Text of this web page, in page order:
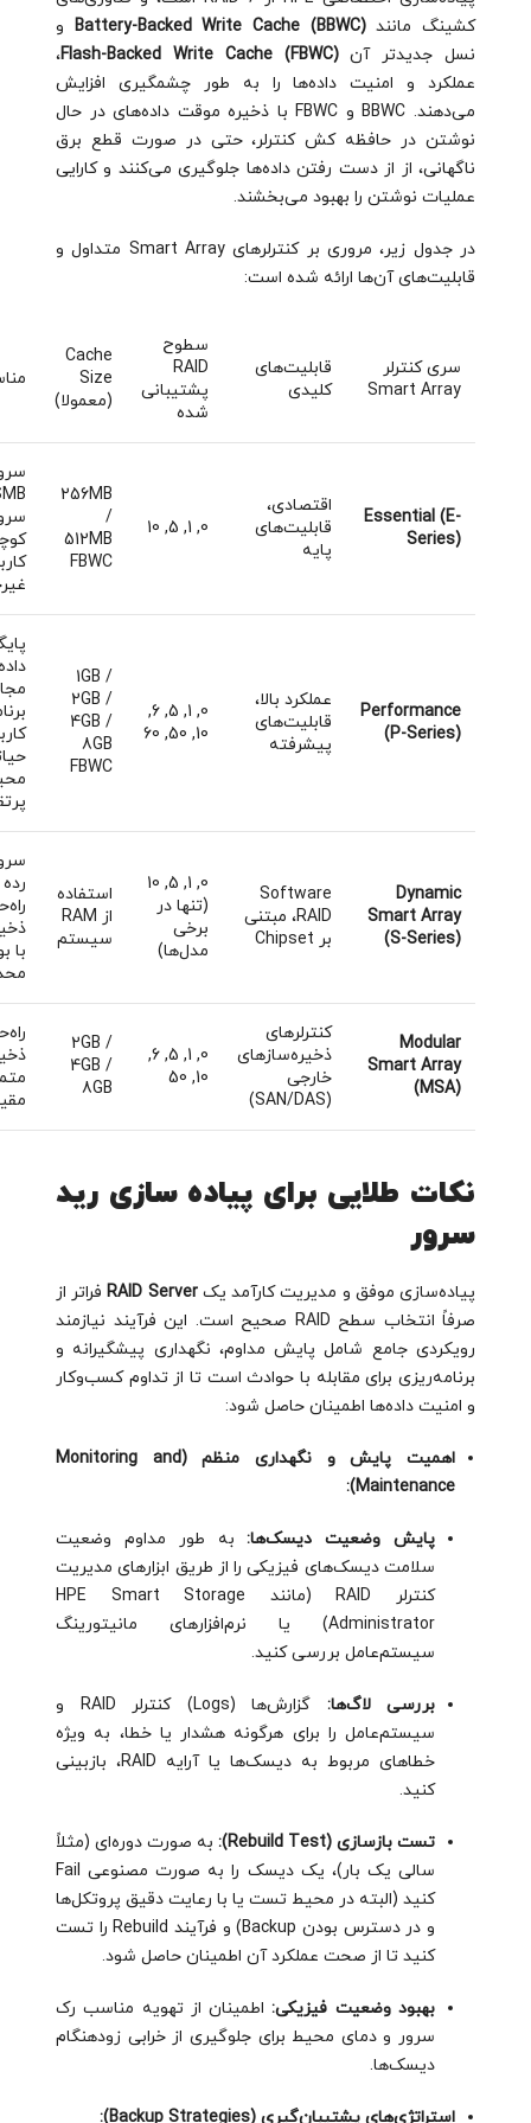
کشینگ مانندBattery-Backed Write Cache (BBWC) و
نسل جدیدتر آنFlash-Backed Write Cache (FBWC)،
عملکرد و امنیت داده‌ها را به طور چشمگیری افزایش
می‌دهند. BBWC و FBWC با ذخیره موقت داده‌های در حال
نوشتن در حافظه کش کنترلر، حتی در صورت قطع برق
ناگهانی، از از دست رفتن داده‌ها جلوگیری می‌کنند و کارایی
عملیات نوشتن را بهبود می‌بخشند.
در جدول زیر، مروری بر کنترلرهای Smart Array متداول و
قابلیت‌های آن‌ها ارائه شده است:
سری کنترلر
Smart Array
قابلیت‌های
کلیدی
سطوح
RAID
پشتیبانی
شده
Cache
Size
(معمولا)
Essential (E-
Series)
اقتصادی،
قابلیت‌های
پایه
0, 1, 5, 10
256MB
/
512MB
FBWC
Performance
(P-Series)
عملکرد بالا،
قابلیت‌های
پیشرفته
0, 1, 5, 6,
10, 50, 60
1GB /
2GB /
4GB /
8GB
FBWC
Dynamic
Smart Array
(S-Series)
Software
RAID، مبتنی
بر Chipset
0, 1, 5, 10
(تنها در
برخی
مدل‌ها)
استفاده
از RAM
سیستم
با
Modular
Smart Array
(MSA)
کنترلرهای
ذخیره‌سازهای
خارجی
(SAN/DAS)
0, 1, 5, 6,
10, 50
2GB /
4GB /
8GB
نکات طلایی برای پیاده سازی رید
سرور
پیاده‌سازی موفق و مدیریت کارآمد یکRAID Serverفراتر از
صرفاً انتخاب سطح RAID صحیح است. این فرآیند نیازمند
رویکردی جامع شامل پایش مداوم، نگهداری پیشگیرانه و
برنامه‌ریزی برای مقابله با حوادث است تا از تداوم کسب‌وکار
و امنیت داده‌ها اطمینان حاصل شود:
اهمیت پایش و نگهداری منظم (Monitoring and
Maintenance):
پایش وضعیت دیسک‌ها:به طور مداوم وضعیت
سلامت دیسک‌های فیزیکی را از طریق ابزارهای مدیریت
کنترلر RAID (مانند HPE Smart Storage
Administrator) یا نرم‌افزارهای مانیتورینگ
سیستم‌عامل بررسی کنید.
بررسی لاگ‌ها:
گزارش‌ها (Logs) کنترلر RAID و
سیستم‌عامل را برای هرگونه هشدار یا خطا، به ویژه
خطاهای مربوط به دیسک‌ها یا آرایه RAID، بازبینی
کنید.
تست بازسازی (Rebuild Test):
به صورت دوره‌ای (مثلاً
سالی یک بار)، یک دیسک را به صورت مصنوعی Fail
کنید (البته در محیط تست یا با رعایت دقیق پروتکل‌ها
و در دسترس بودن Backup) و فرآیند Rebuild را تست
کنید تا از صحت عملکرد آن اطمینان حاصل شود.
بهبود وضعیت فیزیکی:اطمینان از تهویه مناسب رک
سرور و دمای محیط برای جلوگیری از خرابی زودهنگام
دیسک‌ها.
استراتژی‌های پشتیبان‌گیری (Backup Strategies):